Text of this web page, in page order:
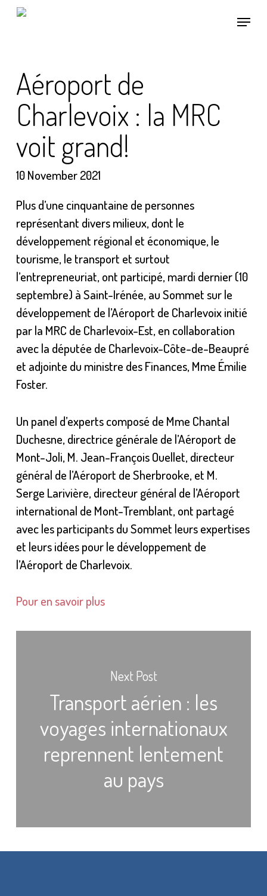
Skip
Menu
Aéroport de
Charlevoix : la MRC
voit grand!
10 November 2021
Plus d’une cinquantaine de personnes
représentant divers milieux, dont le
développement régional et économique, le
tourisme, le transport et surtout
l’entrepreneuriat, ont participé, mardi dernier (10
septembre) à Saint-Irénée, au Sommet sur le
développement de l’Aéroport de Charlevoix initié
par la MRC de Charlevoix-Est, en collaboration
avec la députée de Charlevoix-Côte-de-Beaupré
et adjointe du ministre des Finances, Mme Émilie
Foster.
Un panel d’experts composé de Mme Chantal
Duchesne, directrice générale de l’Aéroport de
Mont-Joli, M. Jean-François Ouellet, directeur
général de l’Aéroport de Sherbrooke, et M.
Serge Larivière, directeur général de l’Aéroport
international de Mont-Tremblant, ont partagé
avec les participants du Sommet leurs expertises
et leurs idées pour le développement de
l’Aéroport de Charlevoix.
Pour en savoir plus
Next Post
Transport aérien : les
voyages internationaux
reprennent lentement
au pays